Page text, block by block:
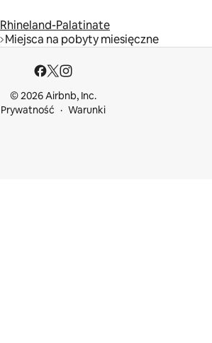
Rhineland-Palatinate
Miejsca na pobyty miesięczne
© 2026 Airbnb, Inc.
Prywatność
Warunki